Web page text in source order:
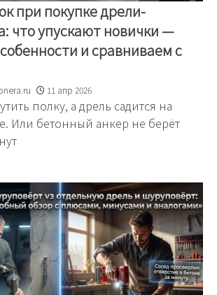
при покупке дрели-
что упускают новички —
и сравниваем с
11 апр 2026
полку, а дрель садится на
Или бетонный анкер не берёт